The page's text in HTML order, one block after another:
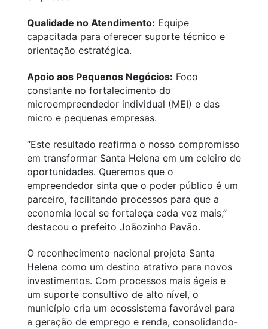
Qualidade no Atendimento: Equipe
capacitada para oferecer suporte técnico e
orientação estratégica.
Apoio aos Pequenos Negócios: Foco
constante no fortalecimento do
microempreendedor individual (MEI) e das
micro e pequenas empresas.
“Este resultado reafirma o nosso compromisso
em transformar Santa Helena em um celeiro de
oportunidades. Queremos que o
empreendedor sinta que o poder público é um
parceiro, facilitando processos para que a
economia local se fortaleça cada vez mais,”
destacou o prefeito Joãozinho Pavão.
O reconhecimento nacional projeta Santa
Helena como um destino atrativo para novos
investimentos. Com processos mais ágeis e
um suporte consultivo de alto nível, o
município cria um ecossistema favorável para
a geração de emprego e renda, consolidando-